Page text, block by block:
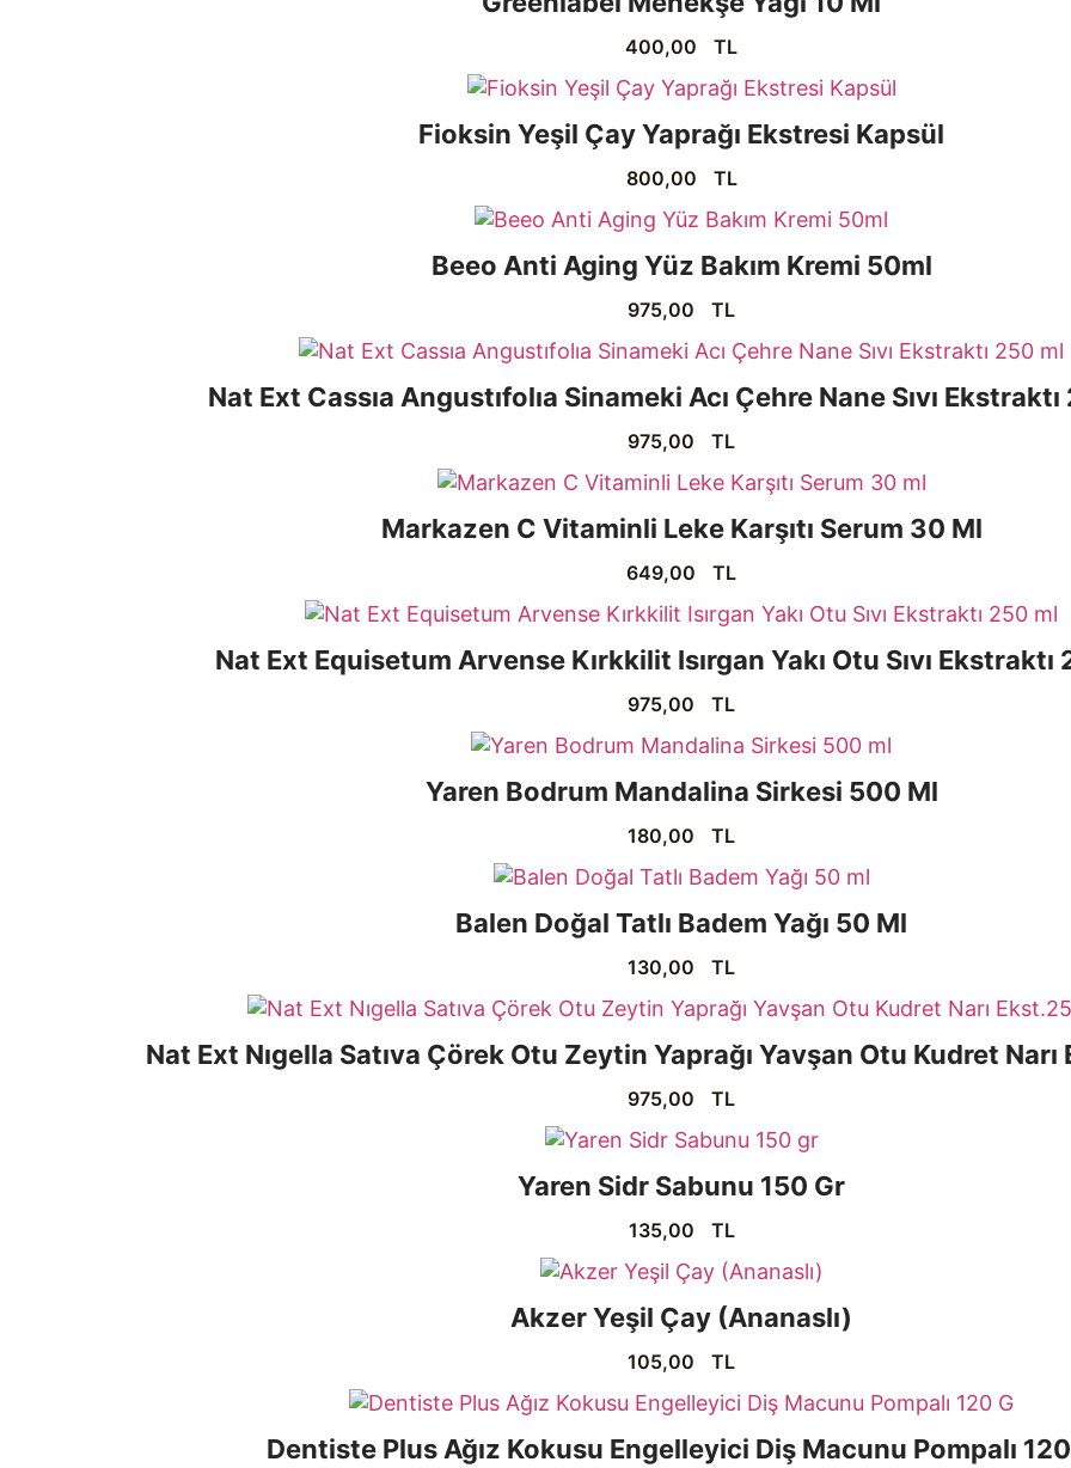
400,00 TL
Fioksin Yeşil Çay Yaprağı Ekstresi Kapsül
800,00 TL
Beeo Anti Aging Yüz Bakım Kremi 50ml
975,00 TL
Nat Ext Cassıa Angustıfolıa Sinameki Acı Çehre Nane Sıvı
975,00 TL
Markazen C Vitaminli Leke Karşıtı Serum 30 Ml
649,00 TL
Nat Ext Equisetum Arvense Kırkkilit Isırgan Yakı Otu Sıvı Ekstraktı
975,00 TL
Yaren Bodrum Mandalina Sirkesi 500 Ml
180,00 TL
Balen Doğal Tatlı Badem Yağı 50 Ml
130,00 TL
Nat Ext Nıgella Satıva Çörek Otu Zeytin Yaprağı Yavşan Otu Kudret
975,00 TL
Yaren Sidr Sabunu 150 Gr
135,00 TL
Akzer Yeşil Çay (Ananaslı)
105,00 TL
Dentiste Plus Ağız Kokusu Engelleyici Diş Macunu Pompalı